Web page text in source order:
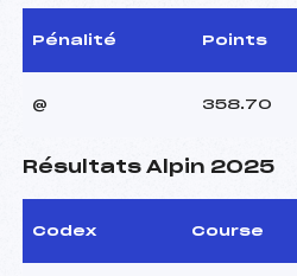
Pénalité Points
@ 358.70
Résultats Alpin 2025
Codex Course